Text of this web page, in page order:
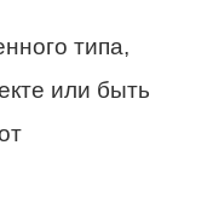
типа,
или быть